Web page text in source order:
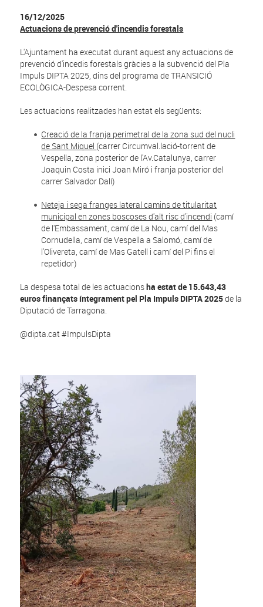
16/12/2025
Actuacions de prevenció d'incendis forestals
L'Ajuntament ha executat durant aquest any actuacions de
prevenció d'incedis forestals gràcies a la subvenció del Pla
Impuls DIPTA 2025, dins del programa de TRANSICIÓ
ECOLÒGICA-Despesa corrent.
Les actuacions realitzades han estat els següents:
Creació de la franja perimetral de la zona sud del nucli
de Sant Miquel (carrer Circumval.lació-torrent de
Vespella, zona posterior de l'Av.Catalunya, carrer
Joaquin Costa inici Joan Miró i franja posterior del
carrer Salvador Dalí)
Neteja i sega franges lateral camins de titularitat
municipal en zones boscoses d'alt risc d'incendi (camí
de l'Embassament, camí de La Nou, camí del Mas
Cornudella, camí de Vespella a Salomó, camí de
l'Olivereta, camí de Mas Gatell i camí del Pi fins el
repetidor)
La despesa total de les actuacionsha estat de 15.643,43
euros finançats íntegrament pel Pla Impuls DIPTA 2025de la
Diputació de Tarragona.
@dipta.cat #ImpulsDipta